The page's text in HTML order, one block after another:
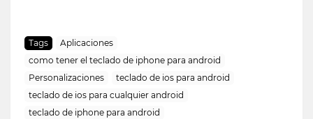
Tags
Aplicaciones
como tener el teclado de iphone para android
Personalizaciones
teclado de ios para android
teclado de ios para cualquier android
teclado de iphone para android